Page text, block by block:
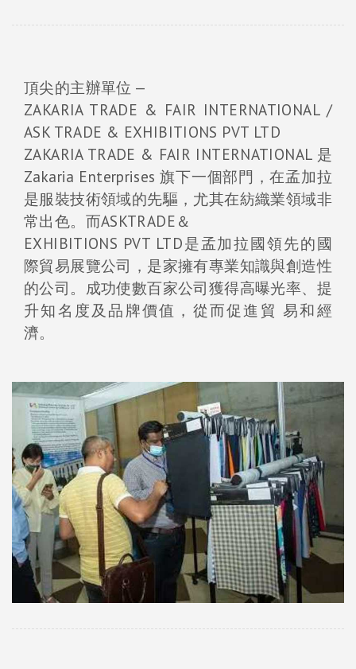
頂尖的主辦單位 —
ZAKARIA TRADE & FAIR INTERNATIONAL /
ASK TRADE & EXHIBITIONS PVT LTD
ZAKARIA TRADE & FAIR INTERNATIONAL 是
Zakaria Enterprises 旗下一個部門，在孟加拉
是服裝技術領域的先驅，尤其在紡織業領域非
常出色。而ASKTRADE＆
EXHIBITIONS PVT LTD是孟加拉國領先的國
際貿易展覽公司，是家擁有專業知識與創造性
的公司。成功使數百家公司獲得高曝光率、提
升知名度及品牌價值，從而促進貿 易和經
濟。